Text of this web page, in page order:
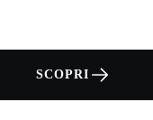
SCOPRI